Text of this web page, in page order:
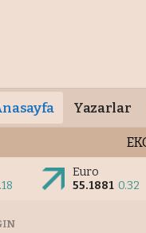
Yazarlar
Euro
55.1881 0.32